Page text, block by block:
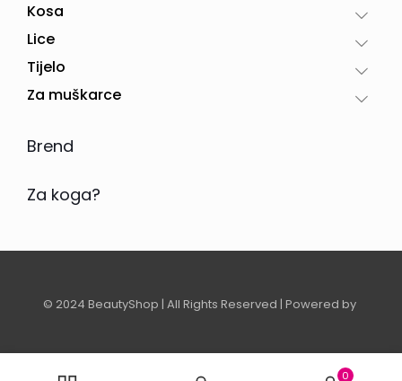
Kosa
Lice
Tijelo
Za muškarce
Brend
Za koga?
© 2024 BeautyShop | All Rights Reserved | Powered by
0